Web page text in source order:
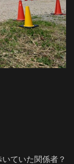
ていた関係者？